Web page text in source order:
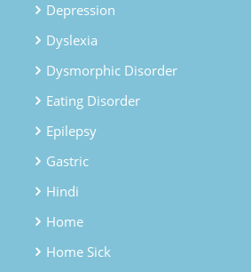
Depression
Dyslexia
Dysmorphic Disorder
Eating Disorder
Epilepsy
Gastric
Hindi
Home
Home Sick